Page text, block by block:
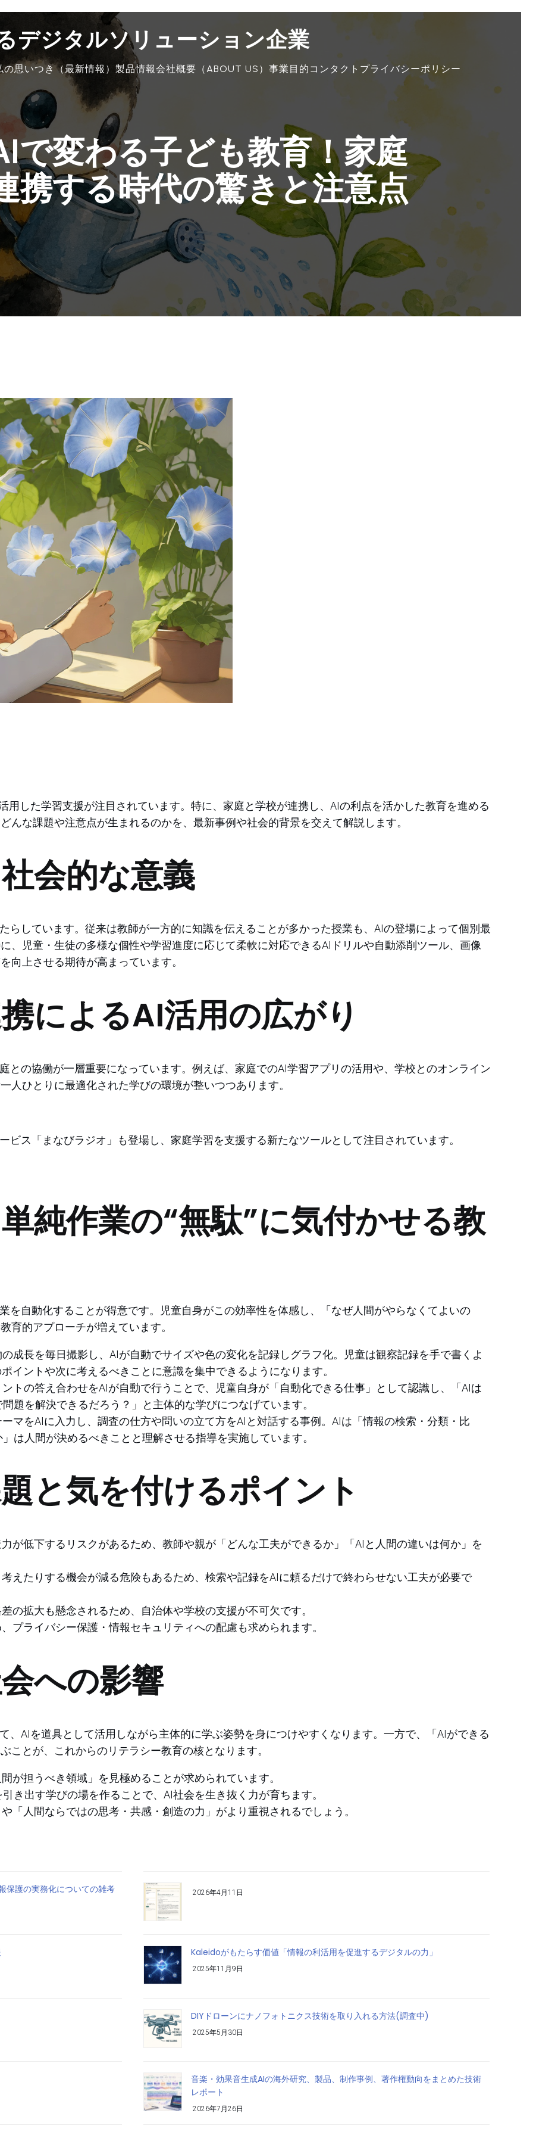
デジタルソリューション企業
の思いつき（最新情報） 製品情報会社概要（ABOUT US） 事業目的 コンタクト プライバシーポリシー
で変わる子ども教育！家庭
携する時代の驚きと注意点
用した学習支援が注目されています。特に、家庭と学校が連携し、AIの利点を活かした教育を進める
んな課題や注意点が生まれるのかを、最新事例や社会的背景を交えて解説します。
会的な意義
らしています。従来は教師が一方的に知識を伝えることが多かった授業も、AIの登場によって個別最
、児童・生徒の多様な個性や学習進度に応じて柔軟に対応できるAIドリルや自動添削ツール、画像
向上させる期待が高まっています。
によるAI活用の広がり
との協働が一層重要になっています。例えば、家庭でのAI学習アプリの活用や、学校とのオンライン
人ひとりに最適化された学びの環境が整いつつあります。
ビス「まなびラジオ」も登場し、家庭学習を支援する新たなツールとして注目されています。
純作業の“無駄”に気付かせる教
を自動化することが得意です。児童自身がこの効率性を体感し、「なぜ人間がやらなくてよいの
育的アプローチが増えています。
成長を毎日撮影し、AIが自動でサイズや色の変化を記録しグラフ化。児童は観察記録を手で書くよ
イントや次に考えるべきことに意識を集中できるようになります。
トの答え合わせをAIが自動で行うことで、児童自身が「自動化できる仕事」として認識し、「AIは
題を解決できるだろう？」と主体的な学びにつなげています。
マをAIに入力し、調査の仕方や問いの立て方をAIと対話する事例。AIは「情報の検索・分類・比
は人間が決めるべきことと理解させる指導を実施しています。
と気を付けるポイント
が低下するリスクがあるため、教師や親が「どんな工夫ができるか」「AIと人間の違いは何か」を
えたりする機会が減る危険もあるため、検索や記録をAIに頼るだけで終わらせない工夫が必要で
の拡大も懸念されるため、自治体や学校の支援が不可欠です。
プライバシー保護・情報セキュリティへの配慮も求められます。
への影響
、AIを道具として活用しながら主体的に学ぶ姿勢を身につけやすくなります。一方で、「AIができる
ことが、これからのリテラシー教育の核となります。
が担うべき領域」を見極めることが求められています。
き出す学びの場を作ることで、AI社会を生き抜く力が育ちます。
「人間ならではの思考・共感・創造の力」がより重視されるでしょう。
保護の実務化についての雑考 2026年4月11日
Kaleidoがもたらす価値「情報の利活用を促進するデジタルの力」
2025年11月9日
DIYドローンにナノフォトニクス技術を取り入れる方法(調査中)
2025年5月30日
音楽・効果音生成AIの海外研究、製品、制作事例、著作権動向をまとめた技術
レポート
2026年7月26日